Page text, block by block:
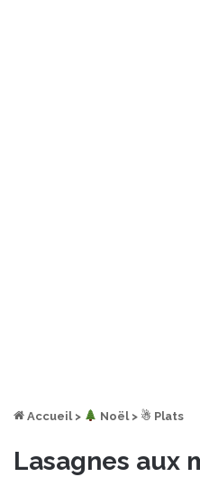
Accueil > ︎ Noël > ☃ Plats
Lasagnes aux